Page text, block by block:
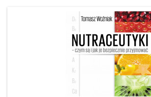
Potwierdzono jego...